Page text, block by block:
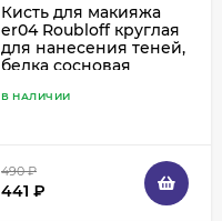
Кисть для макияжа
er04 Roubloff круглая
для нанесения теней,
белка сосновая
В НАЛИЧИИ
490₽
441 ₽